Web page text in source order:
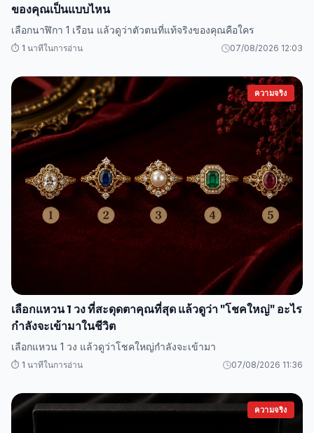
ของคุณเป็นแบบไหน
เลือกนาฬิกา 1 เรือน แล้วดูว่าตัวตนที่แท้จริงของคุณคือใคร
⏱️ 1 นาทีในการอ่าน 07/08/2026 12:03
ความจริง
เลือกแหวน 1 วง ที่สะดุดตาคุณที่สุด แล้วดูว่า "โชคใหญ่" อะไร
กำลังจะเข้ามาในชีวิต
เลือกแหวน 1 วง แล้วดูว่าโชคใหญ่กำลังจะเข้ามา
⏱️ 1 นาทีในการอ่าน 07/08/2026 11:36
ความจริง